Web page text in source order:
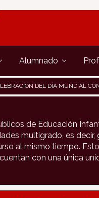
Alumnado
DEL DÍA MUNDIAL CONTRA EL CAMBIO CLIMÁTICO EN LA
de Educación
multigrado, es decir,
al mismo tiempo.
con una única